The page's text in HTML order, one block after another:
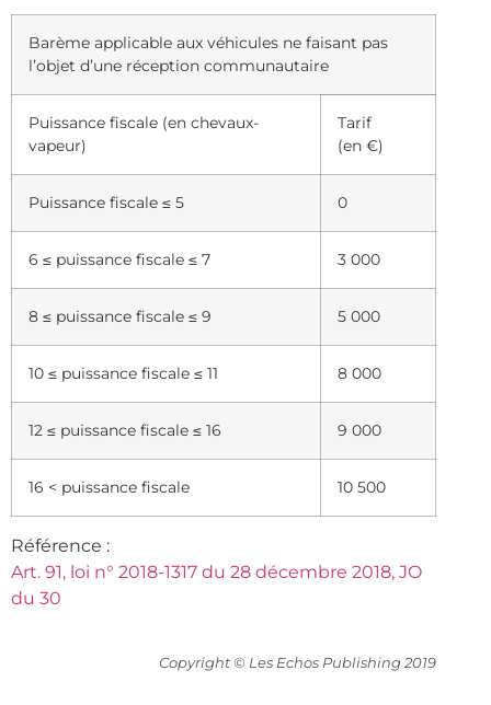
Barème applicable aux véhicules ne faisant pas
l’objet d’une réception communautaire
Puissance fiscale (en chevaux-
vapeur)
Tarif
(en €)
Puissance fiscale ≤ 5 0
6 ≤ puissance fiscale ≤ 7 3 000
8 ≤ puissance fiscale ≤ 9 5 000
10 ≤ puissance fiscale ≤ 11 8 000
12 ≤ puissance fiscale ≤ 16 9 000
16 < puissance fiscale 10 500
Référence :
Art. 91, loi n° 2018-1317 du 28 décembre 2018, JO
du 30
Copyright © Les Echos Publishing 2019